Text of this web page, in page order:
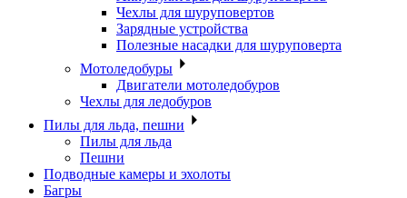
Чехлы для шуруповертов
Зарядные устройства
Полезные насадки для шуруповерта
Мотоледобуры
Двигатели мотоледобуров
Чехлы для ледобуров
Пилы для льда, пешни
Пилы для льда
Пешни
Подводные камеры и эхолоты
Багры